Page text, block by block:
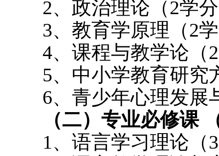
2、政治理论（2学
3、教育学原理（2
4、课程与教学论（2
5、中小学教育研究
6、青少年心理发展
（二）专业必修课
1、语言学习理论（3